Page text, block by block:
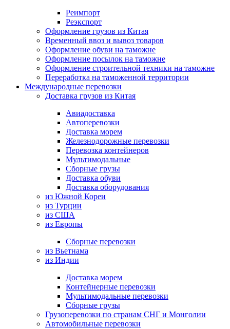
Реимпорт
Реэкспорт
Оформление грузов из Китая
Временный ввоз и вывоз товаров
Оформление обуви на таможне
Оформление посылок на таможне
Оформление строительной техники на таможне
Переработка на таможенной территории
Международные перевозки
Доставка грузов из Китая
Авиадоставка
Автоперевозки
Доставка морем
Железнодорожные перевозки
Перевозка контейнеров
Мультимодальные
Сборные грузы
Доставка обуви
Доставка оборудования
из Южной Кореи
из Турции
из США
из Европы
Сборные перевозки
из Вьетнама
из Индии
Доставка морем
Контейнерные перевозки
Мультимодальные перевозки
Сборные грузы
Грузоперевозки по странам СНГ и Монголии
Автомобильные перевозки